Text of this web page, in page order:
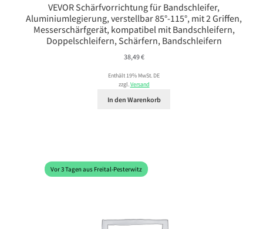
VEVOR Schärfvorrichtung für Bandschleifer,
Aluminiumlegierung, verstellbar 85°-115°, mit 2 Griffen,
Messerschärfgerät, kompatibel mit Bandschleifern,
Doppelschleifern, Schärfern, Bandschleifern
38,49€
Enthält 19% MwSt. DE
zzgl.Versand
In den Warenkorb
Vor 3 Tagen aus Freital-Pesterwitz